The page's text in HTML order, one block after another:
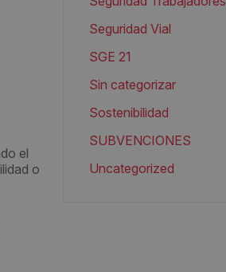
el
o
Seguridad Vial
SGE 21
Sin categorizar
Sostenibilidad
SUBVENCIONES
Uncategorized